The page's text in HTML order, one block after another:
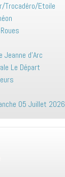
Trocadéro/Etoile
d’Arc
Le Départ
05 Juillet 2026